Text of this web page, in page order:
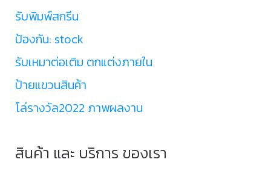
รับพิมพ์สกรีน
ป้องกัน: stock
รับเหมาต่อเติม ตกแต่งภายใน
ป้ายแขวนสินค้า
โล่รางวัล2022 ภาพผลงาน
สินค้า และ บริการ ของเรา